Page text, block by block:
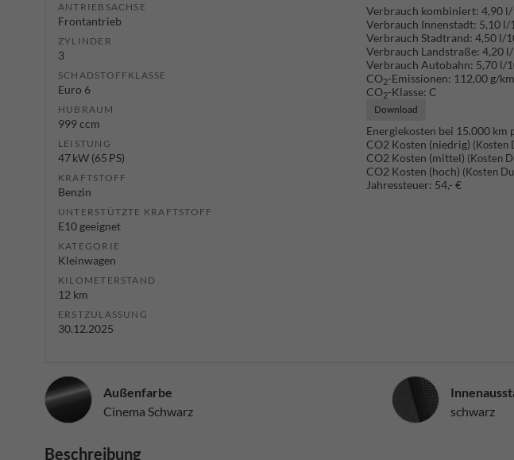
ANTRIEBSACHSE
Frontantrieb
ZYLINDER
3
SCHADSTOFFKLASSE
Euro 6
HUBRAUM
999 ccm
LEISTUNG
47 kW (65 PS)
KRAFTSTOFF
Benzin
UNTERSTÜTZTE KRAFTSTOFF
E10 geeignet
KATEGORIE
Kleinwagen
KILOMETERSTAND
12 km
ERSTZULASSUNG
30.12.2025
Verbrauch kombiniert: 4,90
Verbrauch Innenstadt: 5,10 l/
Verbrauch Stadtrand: 4,50 l/
Verbrauch Landstraße: 4,20
Verbrauch Autobahn: 5,70 l/
CO2-Emissionen: 112,00 g/km
CO2-Klasse: C
Download
Energiekosten bei 15.000 km
CO2 Kosten (niedrig) (Kosten
CO2 Kosten (mittel) (Kosten
CO2 Kosten (hoch) (Kosten
Jahressteuer: 54,- €
Außenfarbe
Cinema Schwarz
Innenausstattung
schwarz
Beschreibung